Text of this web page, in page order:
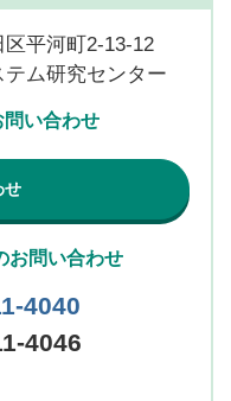
平河町2-13-12
ム研究センター
い合わせ
せ
お問い合わせ
4040
4046